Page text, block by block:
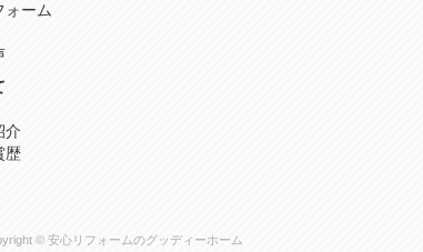
ォーム
介
歴
© 安心リフォームのグッディーホーム